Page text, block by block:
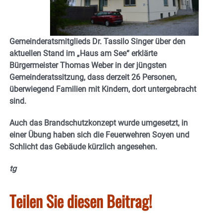
Gemeinderatsmitglieds Dr. Tassilo Singer über den
aktuellen Stand im „Haus am See“ erklärte
Bürgermeister Thomas Weber in der jüngsten
Gemeinderatssitzung, dass derzeit 26 Personen,
überwiegend Familien mit Kindern, dort untergebracht
sind.
Auch das Brandschutzkonzept wurde umgesetzt, in
einer Übung haben sich die Feuerwehren Soyen und
Schlicht das Gebäude kürzlich angesehen.
tg
Teilen Sie diesen Beitrag!